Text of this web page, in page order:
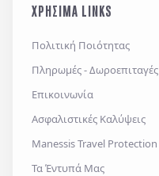
ΧΡΗΣΙΜΑ LINKS
Πολιτική Ποιότητας
Πληρωμές - Δωροεπιταγές
Επικοινωνία
Ασφαλιστικές Καλύψεις
Manessis Travel Protection
Τα Έντυπά Μας